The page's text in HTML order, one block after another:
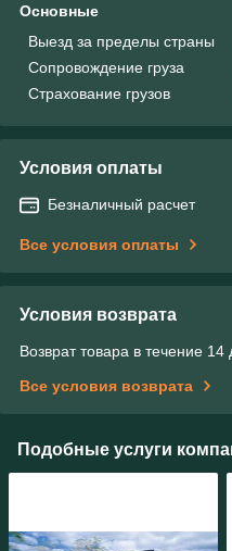
Основные
Выезд за пределы страны
Сопровождение груза
Страхование грузов
Условия оплаты
Безналичный расчет
Все условия оплаты
Условия возврата
Возврат товара в течение
Все условия возврата
Подобные услуги